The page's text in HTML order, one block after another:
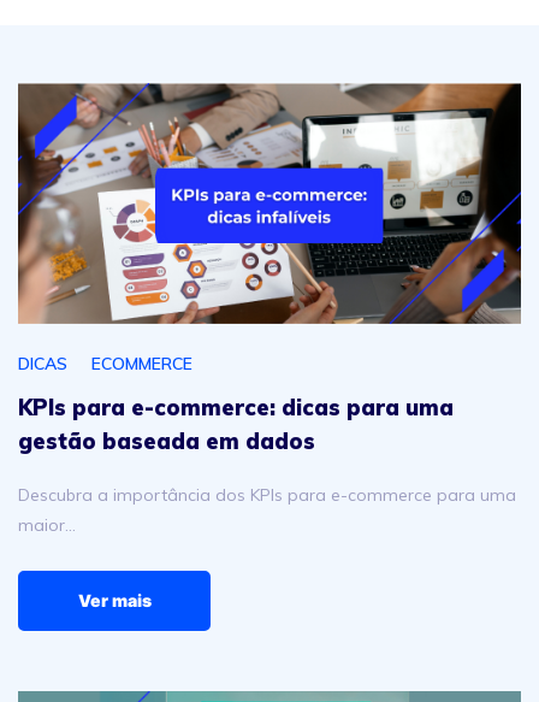
KPIs para e-commerce: dicas para uma gestão baseada
DICAS ECOMMERCE
KPIs para e-commerce: dicas para uma
gestão baseada em dados
Descubra a importância dos KPIs para e-commerce para uma
maior…
Ver mais